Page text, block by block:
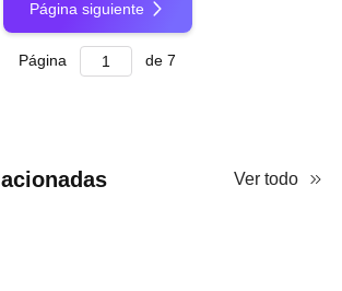
Página siguiente
Página de 7
Ver todo